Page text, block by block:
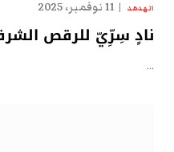
الهدهد 11 نوفمبر، 2025
نادٍ سِرِّيّ للرقص
…